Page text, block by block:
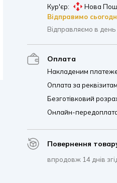
Кур'єр:
Нова
Відправимо
Відправляємо в
Оплата
Накладеним
Оплата за
Безготівковий
Онлайн-
Повернення
впродовж 14 днів